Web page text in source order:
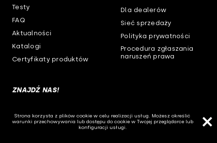
Testy
FAQ
Aktualności
Katalogi
Certyfikaty produktów
Dla dealerów
Sieć sprzedaży
Polityka prywatności
Procedura zgłaszania
naruszeń prawa
ZNAJDŹ NAS!
Strona korzysta z plików cookie w celu realizacji usług. Możesz określić
warunki przechowywania lub dostępu do cookie w Twojej przeglądarce lub
konfiguracji usługi.